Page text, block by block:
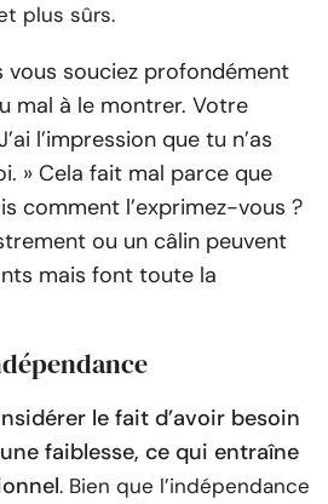
plus sûrs.
vous souciez profondément
mal à le montrer. Votre
l’impression que tu n’as
» Cela fait mal parce que
comment l’exprimez-vous ?
ou un câlin peuvent
mais font toute la
le fait d’avoir besoin
faiblesse, ce qui entraîne
. Bien que l’indépendance